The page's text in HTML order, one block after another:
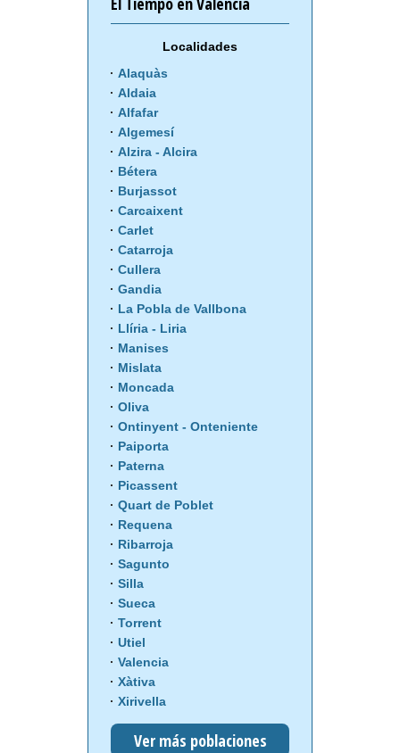
Localidades
Alaquàs
Aldaia
Alfafar
Algemesí
Alzira - Alcira
Bétera
Burjassot
Carcaixent
Carlet
Catarroja
Cullera
Gandia
La Pobla de Vallbona
Llíria - Liria
Manises
Mislata
Moncada
Oliva
Ontinyent - Onteniente
Paiporta
Paterna
Picassent
Quart de Poblet
Requena
Ribarroja
Sagunto
Silla
Sueca
Torrent
Utiel
Valencia
Xàtiva
Xirivella
Ver más poblaciones